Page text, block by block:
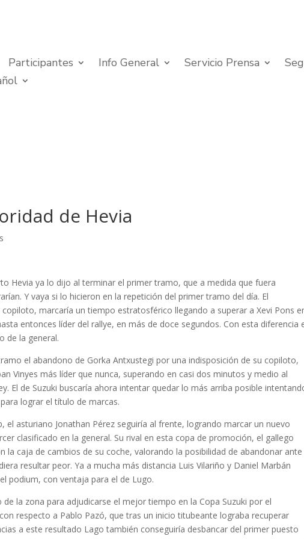
Participantes Info General Servicio Prensa
de Hevia
Hevia ya lo dijo al terminar el primer tramo, que a medida que fuera
Y vaya si lo hicieron en la repetición del primer tramo del día. El
marcaría un tiempo estratosférico llegando a superar a Xevi Pons
entonces líder del rallye, en más de doce segundos. Con esta diferencia
de la general.
el abandono de Gorka Antxustegi por una indisposición de su copiloto,
Vinyes más líder que nunca, superando en casi dos minutos y medio al
El de Suzuki buscaría ahora intentar quedar lo más arriba posible
lograr el título de marcas.
el asturiano Jonathan Pérez seguiría al frente, logrando marcar un nuevo
clasificado en la general. Su rival en esta copa de promoción, el gallego
la caja de cambios de su coche, valorando la posibilidad de abandonar ante
resultar peor. Ya a mucha más distancia Luis Vilariño y Daniel Marbán
podium, con ventaja para el de Lugo.
la zona para adjudicarse el mejor tiempo en la Copa Suzuki por el
respecto a Pablo Pazó, que tras un inicio titubeante lograba recuperar
a este resultado Lago también conseguiría desbancar del primer puesto